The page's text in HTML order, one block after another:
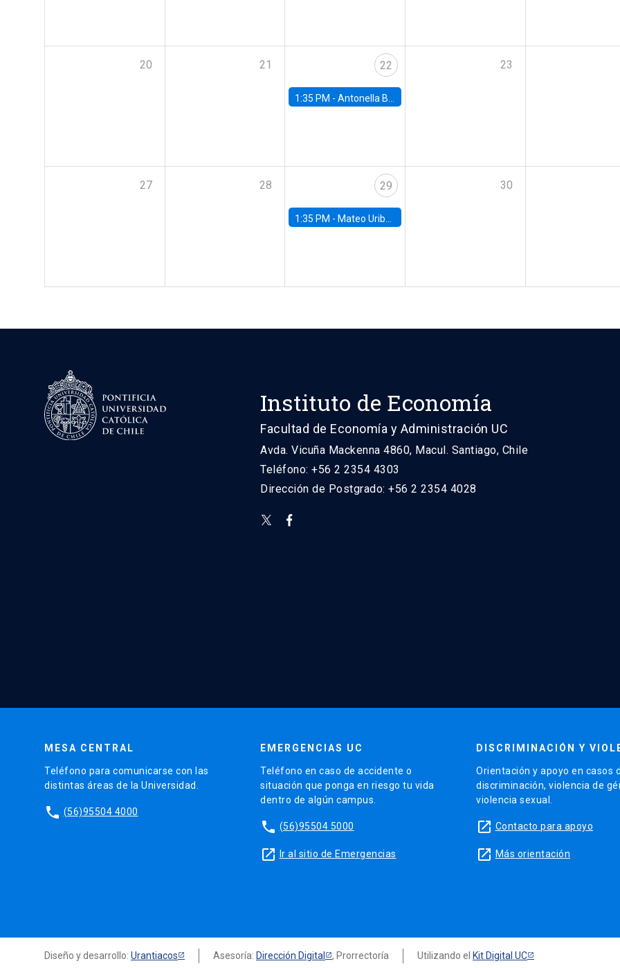
20 21 22
1:35 PM -Antonella Bancalari, Institute for Fiscal Studies (IFS) and Research Associate at University College London (UCL)
23
27 28 29
1:35 PM - Mateo Uribe-Castro, Universidad de los Andes (Colombia)
30
Instituto de Economía
Facultad de Economía y Administración UC
Avda. Vicuña Mackenna 4860, Macul. Santiago, Chile
Teléfono: +56 2 2354 4303
Dirección de Postgrado: +56 2 2354 4028
MESA CENTRAL
Teléfono para comunicarse con las
distintas áreas de la Universidad.
phone (56)95504 4000
EMERGENCIAS UC
Teléfono en caso de accidente o
situación que ponga en riesgo tu vida
dentro de algún campus.
phone (56)95504 5000
launch Ir al sitio de Emergencias
DISCRIMINACIÓN Y
Orientación y apoyo en casos
discriminación, violencia de
violencia sexual.
launch Contacto para apoyo
launch Más orientación
Diseño y desarrollo: Urantiacos Asesoría: Dirección Digital , Prorrectoría Utilizando el Kit Digital UC